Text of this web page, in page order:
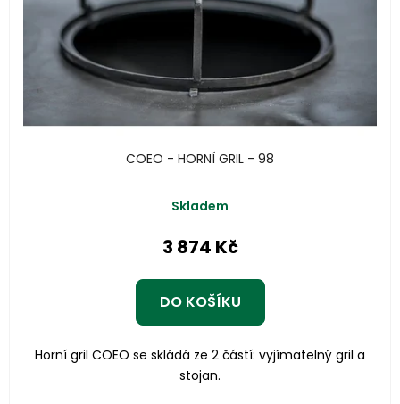
COEO - HORNÍ GRIL - 98
Skladem
3 874 Kč
DO KOŠÍKU
Horní gril COEO se skládá ze 2 částí: vyjímatelný gril a
stojan.